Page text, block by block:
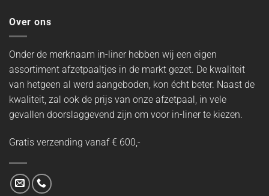
Over ons
Onder de merknaam in-liner hebben wij een eigen
assortiment afzetpaaltjes in de markt gezet. De kwaliteit
van hetgeen al werd aangeboden, kon écht beter. Naast de
kwaliteit, zal ook de prijs van onze afzetpaal, in vele
gevallen doorslaggevend zijn om voor in-liner te kiezen.
Gratis verzending vanaf € 600,-